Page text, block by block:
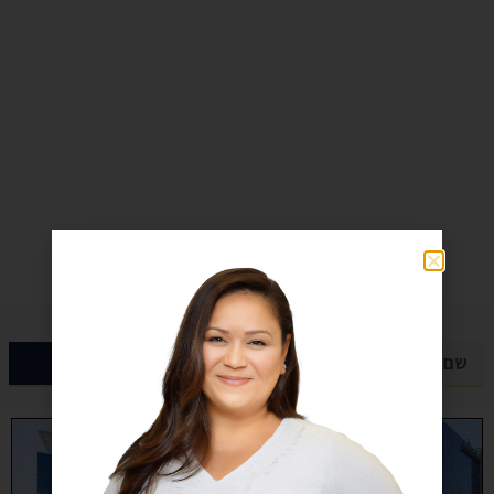
קבל ייעוץ חינם עוד היום